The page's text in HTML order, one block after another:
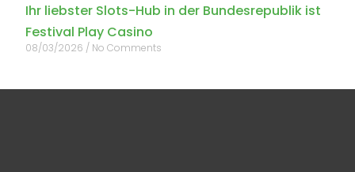
Ihr liebster Slots-Hub in der Bundesrepublik ist
Festival Play Casino
08/03/2026 No Comments